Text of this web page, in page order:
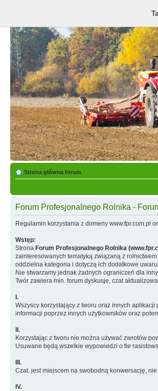
Strona główna forum
Forum Profesjonalnego Rolnika -
Regulamin korzystania z domeny www.fpr.com.pl
Wstęp:
Strona Forum Profesjonalnego Rolnika
zainteresowanych tematyką związaną z
oddzielna kategoria i dotyczą ich dodatkowe
Nie stwarzamy jednak żadnych ograniczeń dla
Twór zawiera min. forum dyskusje, czat
I.
Wszyscy korzystający z tworu oraz innych
informacji poprzez innych użytkowników oraz
II.
Korzystając z tworu nie można używać zwrotów
Usuwane będą wszelkie wypowiedzi o tle
III.
Czat. jest miejscem na swobodną konwersację,
IV.